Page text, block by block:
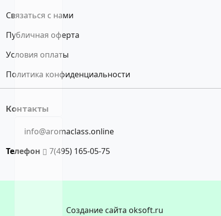
Связаться с нами
Публичная оферта
Условия оплаты
Политика конфиденциальности
Контакты
info@aromaclass.online
Телефон
7(495) 165-05-75
Создание сайта oksoft.ru